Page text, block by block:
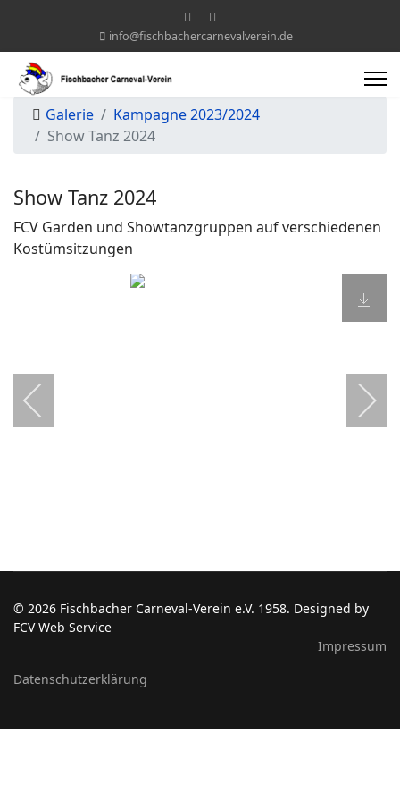
info@fischbachercarnevalverein.de
Galerie
Kampagne 2023/2024
Show Tanz 2024
Show Tanz 2024
FCV Garden und Showtanzgruppen auf verschiedenen
Kostümsitzungen
© 2026 Fischbacher Carneval-Verein e.V. 1958. Designed by
FCV Web Service
Impressum
Datenschutzerklärung